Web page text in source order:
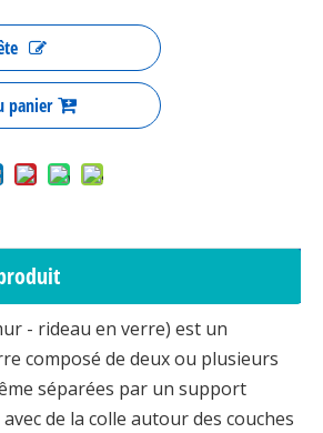
panier
- rideau en verre) est un
composé de deux ou plusieurs
séparées par un support
de la colle autour des couches